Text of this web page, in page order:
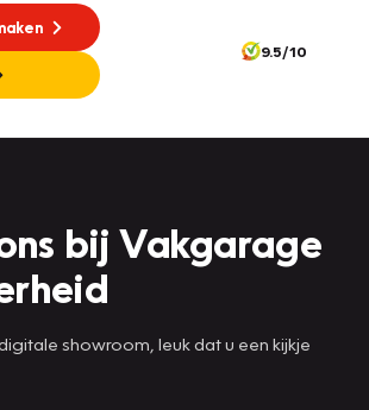
9.5/10
bij Vakgarage
showroom, leuk dat u een kijkje